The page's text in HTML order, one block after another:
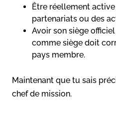
Être réellement
partenariats ou des
Avoir son siège
comme siège doit
pays membre.
Maintenant que tu sais
chef de mission.